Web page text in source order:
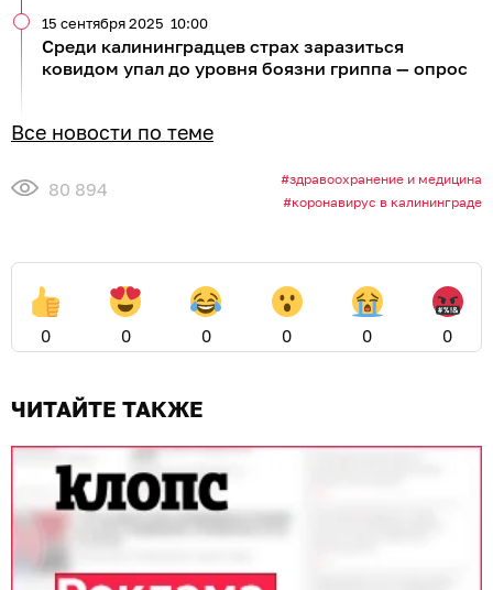
Среди калининградцев страх заразиться
ковидом упал до уровня боязни гриппа — опрос
15 сентября 2025 10:00
Все новости по теме
80 894
здравоохранение и медицина
коронавирус в калининграде
0 0 0 0 0 0
ЧИТАЙТЕ ТАКЖЕ